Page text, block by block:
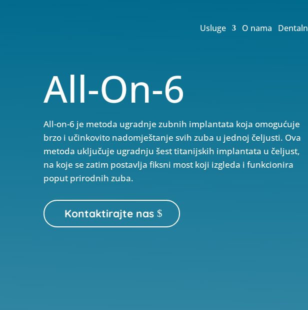
Usluge O nama
All-On-6
All-on-6 je metoda ugradnje zubnih implantata koja omogućuje
brzo i učinkovito nadomještanje svih zuba u jednoj čeljusti. Ova
metoda uključuje ugradnju šest titanijskih implantata u čeljust,
na koje se zatim postavlja fiksni most koji izgleda i funkcionira
poput prirodnih zuba.
Kontaktirajte nas